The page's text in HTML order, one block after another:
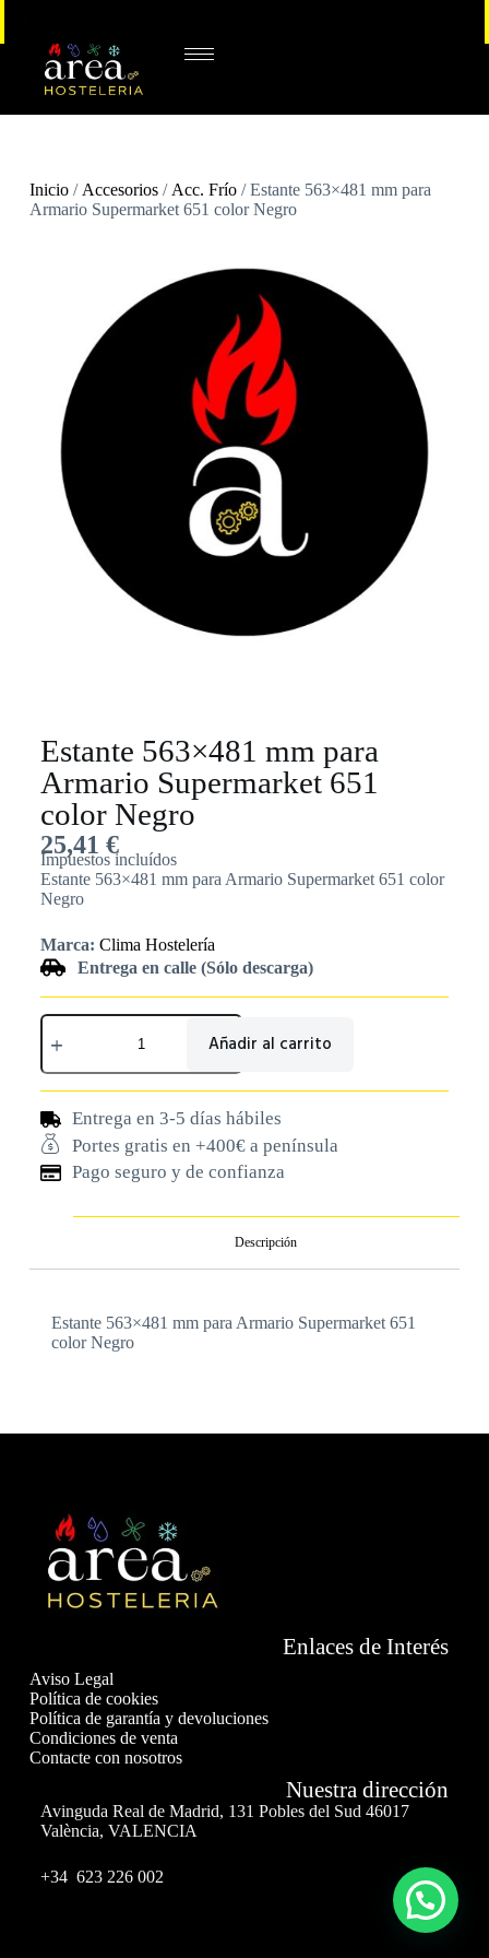
Inicio/ Accesorios/ Acc. Frío/ Estante 563×481 mm para
Armario Supermarket 651 color Negro
Estante 563×481 mm para
Armario Supermarket 651
color Negro
25,41 €
Impuestos incluídos
Estante 563×481 mm para Armario Supermarket 651 color
Negro
Marca: Clima Hostelería
Entrega en calle (Sólo descarga)
Añadir al carrito
Entrega en 3-5 días hábiles
Portes gratis en +400€ a península
Pago seguro y de confianza
Descripción
Estante 563×481 mm para Armario Supermarket 651
color Negro
Enlaces de Interés
Aviso Legal
Política de cookies
Política de garantía y devoluciones
Condiciones de venta
Contacte con nosotros
Nuestra dirección
Avinguda Real de Madrid, 131 Pobles del Sud 46017
València, VALENCIA
+34 623 226 002